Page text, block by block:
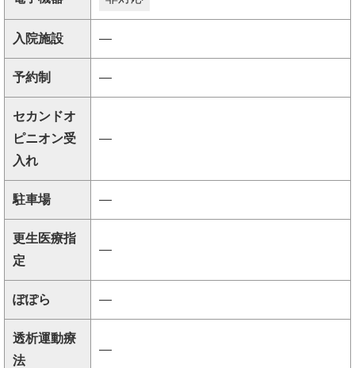
入院施設 ―
予約制 ―
セカンドオ
ピニオン受
入れ
―
駐車場 ―
更生医療指
定
―
ぽぽら ―
透析運動療
法
―